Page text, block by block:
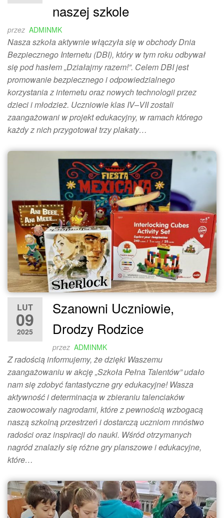
naszej szkole
przez ADMINMK
Nasza szkoła aktywnie włączyła się w obchody Dnia
Bezpiecznego Internetu (DBI), który w tym roku odbywał
się pod hasłem „Działajmy razem!”. Celem DBI jest
promowanie bezpiecznego i odpowiedzialnego
korzystania z internetu oraz nowych technologii przez
dzieci i młodzież. Uczniowie klas IV–VII zostali
zaangażowani w projekt edukacyjny, w ramach którego
każdy z nich przygotował trzy plakaty…
LUT
09
2025
Szanowni Uczniowie,
Drodzy Rodzice
przez ADMINMK
Z radością informujemy, że dzięki Waszemu
zaangażowaniu w akcję „Szkoła Pełna Talentów” udało
nam się zdobyć fantastyczne gry edukacyjne! Wasza
aktywność i determinacja w zbieraniu talenciaków
zaowocowały nagrodami, które z pewnością wzbogacą
naszą szkolną przestrzeń i dostarczą uczniom mnóstwo
radości oraz inspiracji do nauki. Wśród otrzymanych
nagród znalazły się różne gry planszowe i edukacyjne,
które…